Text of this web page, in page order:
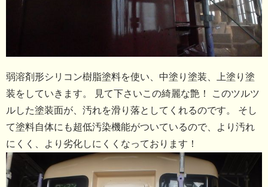
弱溶剤形シリコン樹脂塗料を使い、中塗り塗装、上塗り塗
装をしていきます。 見て下さいこの綺麗な艶！ このツルツ
ルした塗装面が、汚れを滑り落としてくれるのです。 そし
て塗料自体にも超低汚染機能がついているので、より汚れ
にくく、より劣化しにくくなっております！